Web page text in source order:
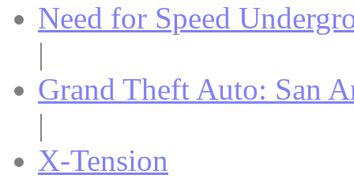
Need for Speed
|
Grand Theft Auto: San
|
X-Tension